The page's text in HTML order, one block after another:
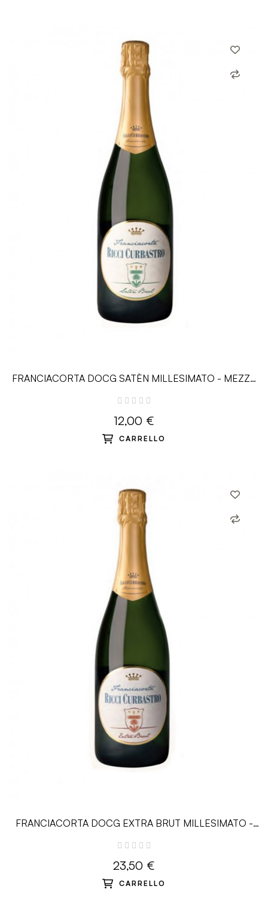
FRANCIACORTA DOCG SATÈN MILLESIMATO - MEZZA
12,00 €
CARRELLO
FRANCIACORTA DOCG EXTRA BRUT MILLESIMATO -
23,50 €
CARRELLO